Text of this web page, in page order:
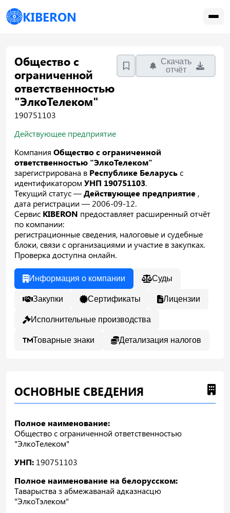
KIBERON
Общество с
ограниченной
ответственностью
"ЭлкоТелеком"
190751103
Скачать
отчёт
Действующее предприятие
Компания Общество с ограниченной
ответственностью "ЭлкоТелеком"
зарегистрирована в Республике Беларусьс
идентификатором УНП 190751103.
Текущий статус —Действующее предприятие ,
дата регистрации — 2006-09-12.
Сервис KIBERON предоставляет расширенный отчёт
по компании:
регистрационные сведения, налоговые и судебные
блоки, связи с организациями и участие в закупках.
Проверка доступна онлайн.
Информация о компании Суды
Закупки Сертификаты Лицензии
Исполнительные производства
Товарные знаки Детализация налогов
ОСНОВНЫЕ СВЕДЕНИЯ
Полное наименование:
Общество с ограниченной ответственностью
"ЭлкоТелеком"
УНП: 190751103
Полное наименование на белорусском:
Таварыства з абмежаванай адказнасцю
"ЭлкоТэлеком"